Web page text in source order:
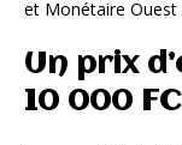
et Monétaire Ouest
Un prix
10 000